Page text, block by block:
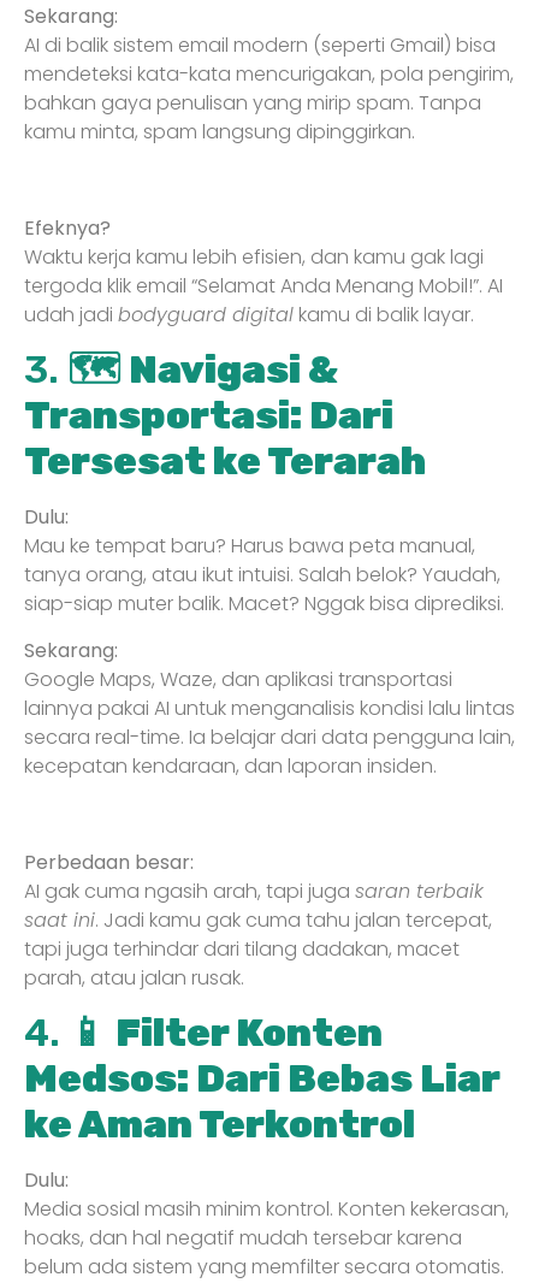
Sekarang:
AI di balik sistem email modern (seperti Gmail) bisa
mendeteksi kata-kata mencurigakan, pola pengirim,
bahkan gaya penulisan yang mirip spam. Tanpa
kamu minta, spam langsung dipinggirkan.
Efeknya?
Waktu kerja kamu lebih efisien, dan kamu gak lagi
tergoda klik email “Selamat Anda Menang Mobil!”. AI
udah jadi bodyguard digital kamu di balik layar.
3. 🗺️ Navigasi &
Transportasi: Dari
Tersesat ke Terarah
Dulu:
Mau ke tempat baru? Harus bawa peta manual,
tanya orang, atau ikut intuisi. Salah belok? Yaudah,
siap-siap muter balik. Macet? Nggak bisa diprediksi.
Sekarang:
Google Maps, Waze, dan aplikasi transportasi
lainnya pakai AI untuk menganalisis kondisi lalu lintas
secara real-time. Ia belajar dari data pengguna lain,
kecepatan kendaraan, dan laporan insiden.
Perbedaan besar:
AI gak cuma ngasih arah, tapi juga saran terbaik
saat ini. Jadi kamu gak cuma tahu jalan tercepat,
tapi juga terhindar dari tilang dadakan, macet
parah, atau jalan rusak.
4. 📱 Filter Konten
Medsos: Dari Bebas Liar
ke Aman Terkontrol
Dulu:
Media sosial masih minim kontrol. Konten kekerasan,
hoaks, dan hal negatif mudah tersebar karena
belum ada sistem yang memfilter secara otomatis.